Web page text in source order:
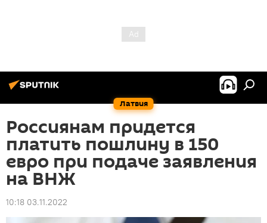
Латвия
Россиянам придется
платить пошлину в 150
евро при подаче заявления
на ВНЖ
10:18 03.11.2022